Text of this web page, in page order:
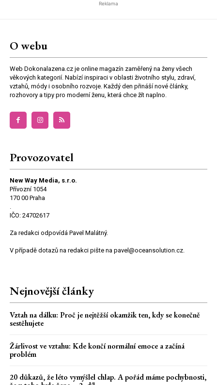
Reklama
O webu
Web Dokonalazena.cz je online magazín zaměřený na ženy všech
věkových kategorií. Nabízí inspiraci v oblasti životního stylu, zdraví,
vztahů, módy i osobního rozvoje. Každý den přináší nové články,
rozhovory a tipy pro moderní ženu, která chce žít naplno.
Provozovatel
New Way Media, s.r.o.
Přívozní 1054
170 00 Praha
.
IČO: 24702617
Za redakci odpovídá Pavel Malátný.
V případě dotazů na redakci pište na pavel@oceansolution.cz.
Nejnovější články
Vztah na dálku: Proč je nejtěžší okamžik ten, kdy se konečně
sestěhujete
Žárlivost ve vztahu: Kde končí normální emoce a začíná
problém
20 důkazů, že léto vymýšlel chlap. A pořád máme pochybnosti,